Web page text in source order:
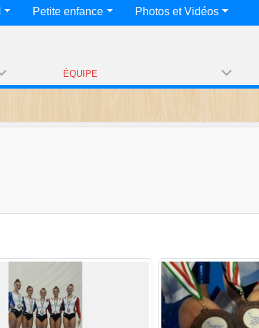
Petite enfance Photos et Vidéos
ÉQUIPE